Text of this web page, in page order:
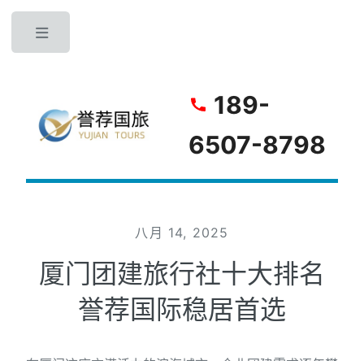
189-
6507-8798
八月 14, 2025
厦门团建旅行社十大排名
誉荐国际稳居首选